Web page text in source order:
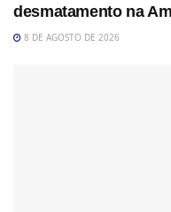
desmatamento na
8 DE AGOSTO DE 2026